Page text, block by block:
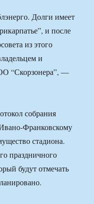
Долги имеет
и после
из этого
и
“Скорзонера”, —
собрания
Франковскому
стадиона.
праздничного
будут отмечать